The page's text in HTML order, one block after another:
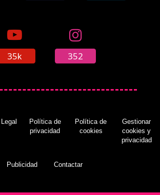
35k 352
Política de
privacidad
Política de
cookies
Gestionar
cookies y
privacidad
Publicidad Contactar